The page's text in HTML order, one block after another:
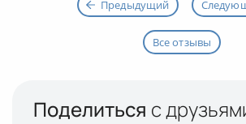
Предыдущий
Все отзывы
Поделиться с